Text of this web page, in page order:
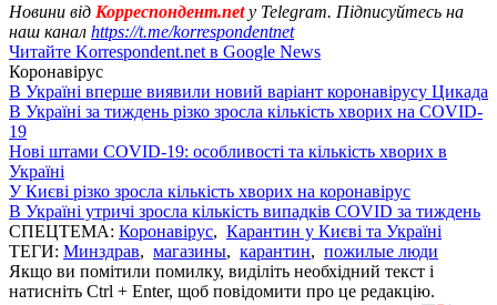
Новини від Корреспондент.netу Telegram. Підписуйтесь на
наш канал https://t.me/korrespondentnet
Читайте Korrespondent.net в Google News
Коронавірус
В Україні вперше виявили новий варіант коронавірусу Цикада
В Україні за тиждень різко зросла кількість хворих на COVID-
19
Нові штами COVID-19: особливості та кількість хворих в
Україні
У Києві різко зросла кількість хворих на коронавірус
В Україні утричі зросла кількість випадків COVID за тиждень
СПЕЦТЕМА: Коронавірус, Карантин у Києві та Україні
ТЕГИ: Минздрав, магазины, карантин, пожилые люди
Якщо ви помітили помилку, виділіть необхідний текст і
натисніть Ctrl + Enter, щоб повідомити про це редакцію.